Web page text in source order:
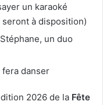
un karaoké
à disposition)
un duo
fera danser
2026 de la Fête